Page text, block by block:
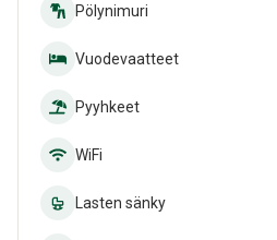
Pölynimuri
Vuodevaatteet
Pyyhkeet
WiFi
Lasten sänky